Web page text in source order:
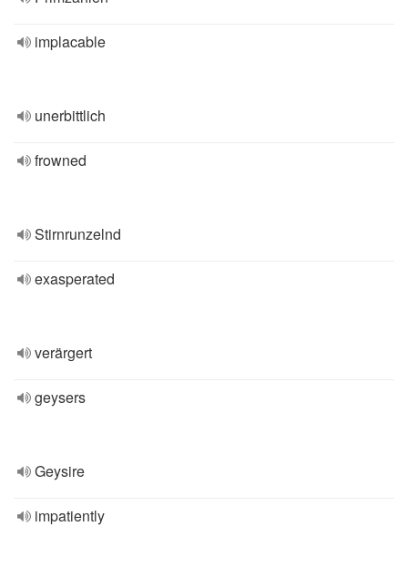
implacable
unerbittlich
frowned
Stirnrunzelnd
exasperated
verärgert
geysers
Geysire
impatiently